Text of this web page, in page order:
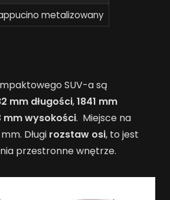
metalizowany
SUV-a są
mm długości,1841 mm
mm wysokości. Miejsce na
Długi rozstaw osi, to jest
przestronne wnętrze.